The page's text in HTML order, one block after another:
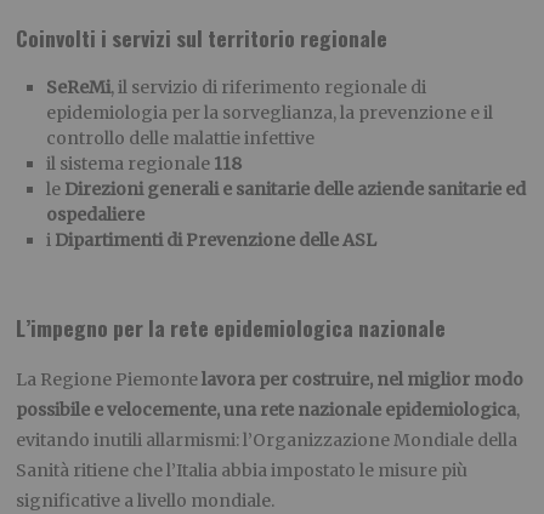
Coinvolti i servizi sul territorio regionale
SeReMi, il servizio di riferimento regionale di
epidemiologia per la sorveglianza, la prevenzione e il
controllo delle malattie infettive
il sistema regionale 118
le Direzioni generali e sanitarie delle aziende sanitarie ed
ospedaliere
i Dipartimenti di Prevenzione delle ASL
L’impegno per la rete epidemiologica nazionale
La Regione Piemontelavora per costruire, nel miglior modo
possibile e velocemente, una rete nazionale epidemiologica,
evitando inutili allarmismi: l’Organizzazione Mondiale della
Sanità ritiene che l’Italia abbia impostato le misure più
significative a livello mondiale.